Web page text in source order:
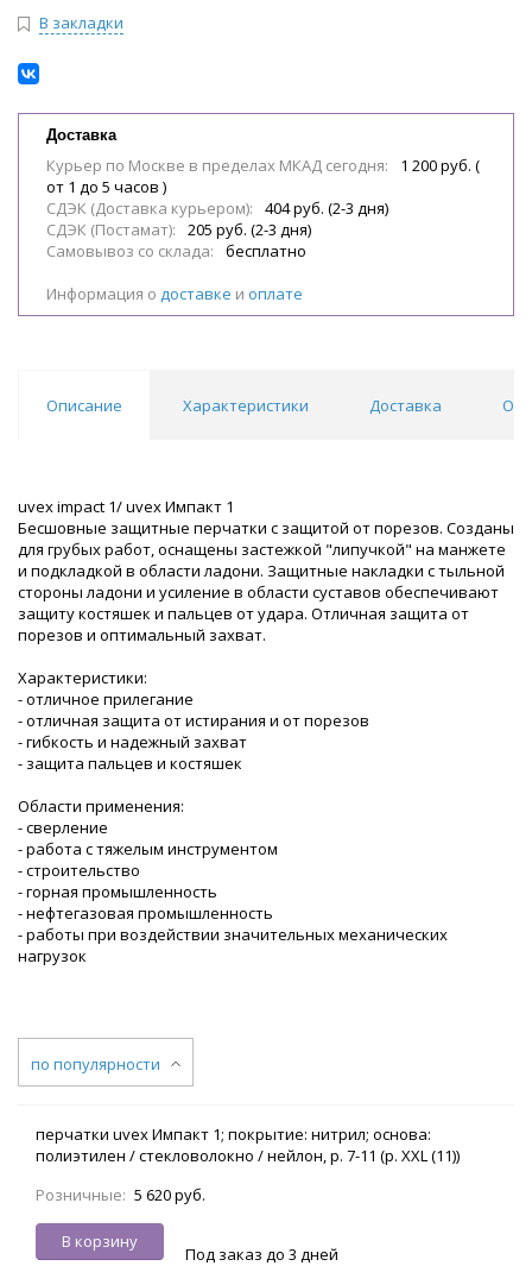
В закладки
Доставка
Курьер по Москве в пределах МКАД сегодня:
1 200 руб. (
от 1 до 5 часов )
СДЭК (Доставка курьером):
404 руб. (2-3 дня)
СДЭК (Постамат):
205 руб. (2-3 дня)
Самовывоз со склада:
бесплатно
Информация о доставке и оплате
Описание Характеристики Доставка
uvex impact 1/ uvex Импакт 1
Бесшовные защитные перчатки с защитой от порезов. Созданы
для грубых работ, оснащены застежкой "липучкой" на манжете
и подкладкой в области ладони. Защитные накладки с тыльной
стороны ладони и усиление в области суставов обеспечивают
защиту костяшек и пальцев от удара. Отличная защита от
порезов и оптимальный захват.
Характеристики:
- отличное прилегание
- отличная защита от истирания и от порезов
- гибкость и надежный захват
- защита пальцев и костяшек
Области применения:
- сверление
- работа с тяжелым инструментом
- строительство
- горная промышленность
- нефтегазовая промышленность
- работы при воздействии значительных механических
нагрузок
по популярности
перчатки uvex Импакт 1; покрытие: нитрил; основа:
полиэтилен / стекловолокно / нейлон, р. 7-11 (р. XXL (11))
Розничные: 5 620 руб.
В корзину
Под заказ до 3 дней